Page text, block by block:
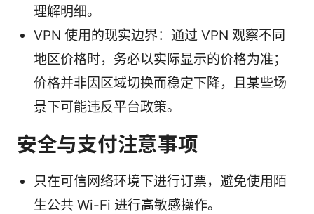
理解明细。
VPN 使用的现实边界：通过 VPN 观察不同
地区价格时，务必以实际显示的价格为准；
价格并非因区域切换而稳定下降，且某些场
景下可能违反平台政策。
安全与支付注意事项
只在可信网络环境下进行订票，避免使用陌
生公共 Wi-Fi 进行高敏感操作。